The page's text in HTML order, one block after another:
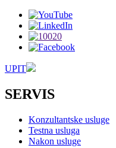
UPIT
SERVIS
Konzultantske usluge
Testna usluga
Nakon usluge